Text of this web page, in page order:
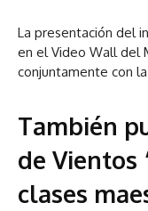
La presentación del
en el Video Wall del
conjuntamente con
También
de Vientos
clases